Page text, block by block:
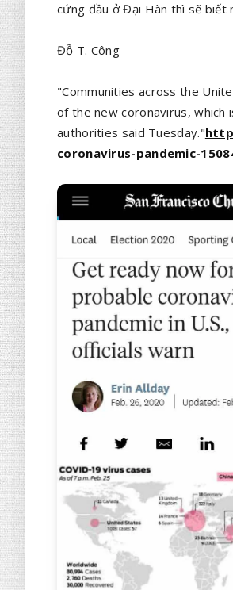
cứng đầu ở Đại Hàn thì sẽ biết
Đỗ T. Công
"Communities across the
of the new coronavirus, which
authorities said Tuesday."
coronavirus-pandemic-